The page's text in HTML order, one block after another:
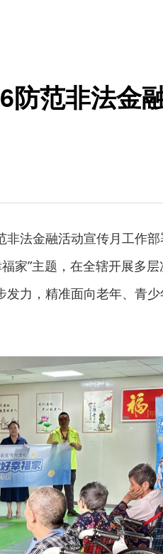
范非法金
非法金融活动宣传月工作
家”主题，在全辖开展多
力，精准面向老年、青